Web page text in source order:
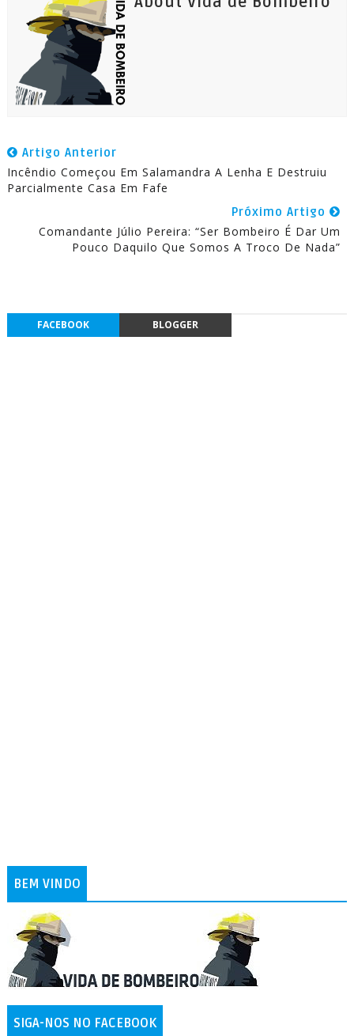
Artigo Anterior
Incêndio Começou Em Salamandra A Lenha E Destruiu
Parcialmente Casa Em Fafe
Próximo Artigo
Comandante Júlio Pereira: “Ser Bombeiro É Dar Um
Pouco Daquilo Que Somos A Troco De Nada”
FACEBOOK BLOGGER
BEM VINDO
SIGA-NOS NO FACEBOOK